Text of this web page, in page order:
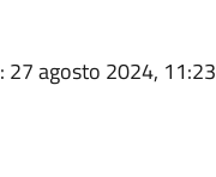
: 27 agosto 2024, 11:23